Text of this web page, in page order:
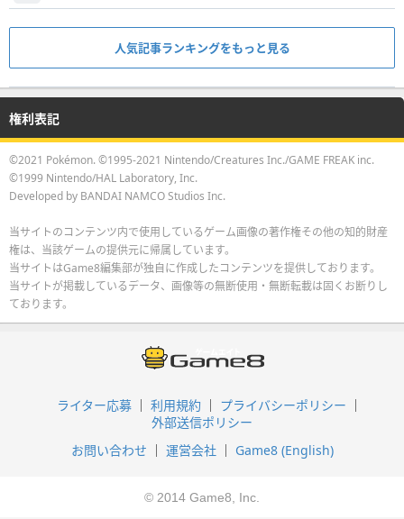
人気記事ランキングをもっと見る
権利表記
©2021 Pokémon. ©1995-2021 Nintendo/Creatures Inc./GAME FREAK inc.
©1999 Nintendo/HAL Laboratory, Inc.
Developed by BANDAI NAMCO Studios Inc.
当サイトのコンテンツ内で使用しているゲーム画像の著作権その他の知的財産
権は、当該ゲームの提供元に帰属しています。
当サイトはGame8編集部が独自に作成したコンテンツを提供しております。
当サイトが掲載しているデータ、画像等の無断使用・無断転載は固くお断りし
ております。
ライター応募 利用規約
プライバシーポリシー
外部送信ポリシー
お問い合わせ
運営会社 Game8 (English)
© 2014 Game8, Inc.